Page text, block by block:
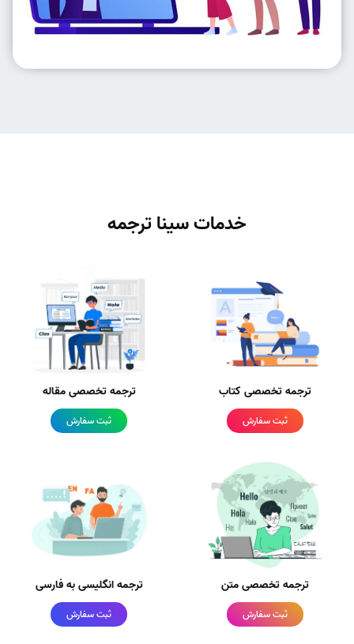
خدمات سینا ترجمه
ترجمه تخصصی کتاب
ثبت سفارش
ترجمه تخصصی مقاله
ثبت سفارش
ترجمه تخصصی متن
ثبت سفارش
ترجمه انگلیسی به فارسی
ثبت سفارش